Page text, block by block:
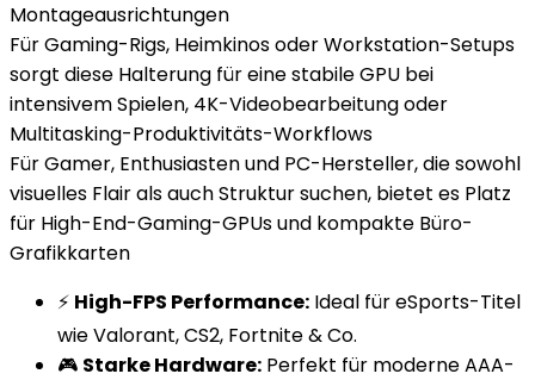
Montageausrichtungen
Für Gaming-Rigs, Heimkinos oder Workstation-Setups
sorgt diese Halterung für eine stabile GPU bei
intensivem Spielen, 4K-Videobearbeitung oder
Multitasking-Produktivitäts-Workflows
Für Gamer, Enthusiasten und PC-Hersteller, die sowohl
visuelles Flair als auch Struktur suchen, bietet es Platz
für High-End-Gaming-GPUs und kompakte Büro-
Grafikkarten
⚡ High-FPS Performance: Ideal für eSports-Titel
wie Valorant, CS2, Fortnite & Co.
🎮 Starke Hardware: Perfekt für moderne AAA-